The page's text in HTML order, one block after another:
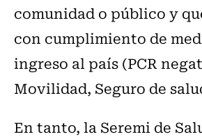
comunidad o público y
con cumplimiento de
ingreso al país (PCR
Movilidad, Seguro de
En tanto, la Seremi de